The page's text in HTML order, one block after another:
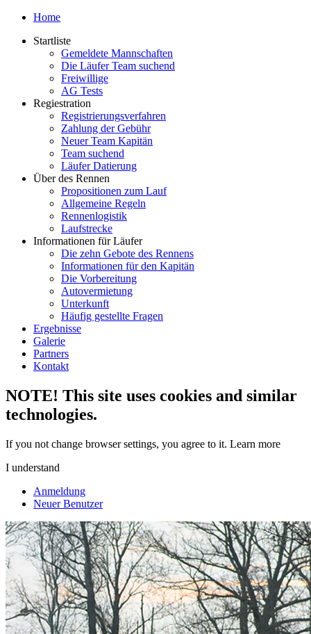
Home
Startliste
Gemeldete Mannschaften
Die Läufer Team suchend
Freiwillige
AG Tests
Regiestration
Registrierungsverfahren
Zahlung der Gebühr
Neuer Team Kapitän
Team suchend
Läufer Datierung
Über des Rennen
Propositionen zum Lauf
Allgemeine Regeln
Rennenlogistik
Laufstrecke
Informationen für Läufer
Die zehn Gebote des Rennens
Informationen für den Kapitän
Die Vorbereitung
Autovermietung
Unterkunft
Häufig gestellte Fragen
Ergebnisse
Galerie
Partners
Kontakt
NOTE! This site uses cookies and similar
technologies.
If you not change browser settings, you agree to it. Learn more
I understand
Anmeldung
Neuer Benutzer